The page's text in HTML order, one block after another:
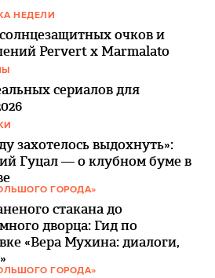
НЕДЕЛИ
очков и
Pervert x Marmalato
сериалов для
захотелось выдохнуть»:
Гуцал — о клубном буме в
ГОРОДА»
стакана до
дворца: Гид по
«Вера Мухина: диалоги,
ГОРОДА»